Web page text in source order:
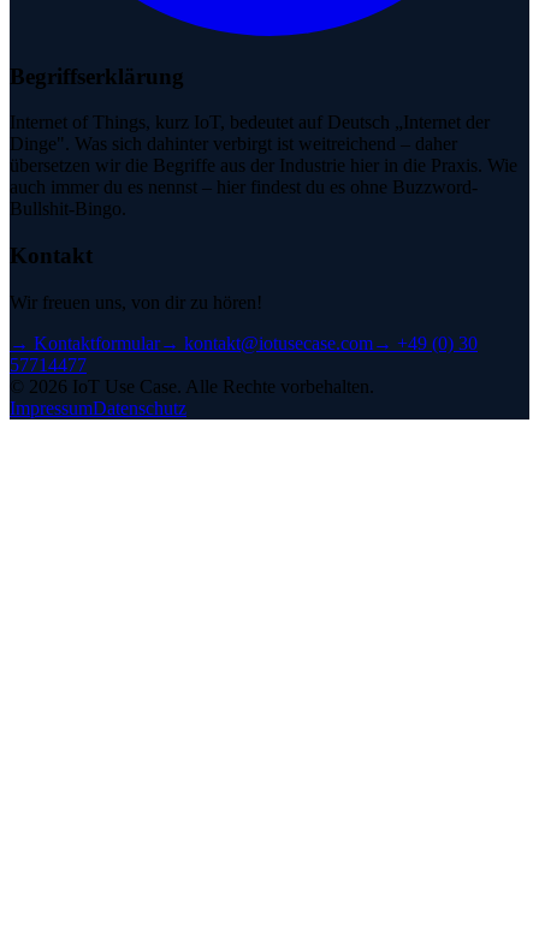
Begriffserklärung
Internet of Things, kurz IoT, bedeutet auf Deutsch „Internet der
Dinge". Was sich dahinter verbirgt ist weitreichend – daher
übersetzen wir die Begriffe aus der Industrie hier in die Praxis. Wie
auch immer du es nennst – hier findest du es ohne Buzzword-
Bullshit-Bingo.
Kontakt
Wir freuen uns, von dir zu hören!
→ Kontaktformular→ kontakt@iotusecase.com→ +49 (0) 30
57714477
© 2026 IoT Use Case. Alle Rechte vorbehalten.
ImpressumDatenschutz